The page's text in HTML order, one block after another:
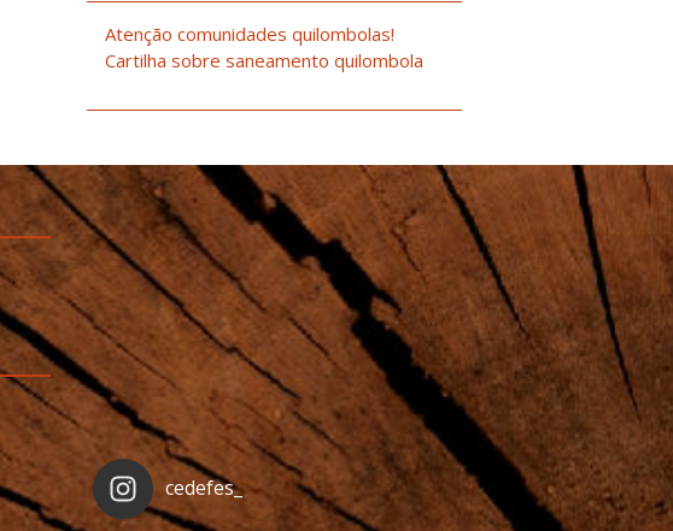
Atenção comunidades quilombolas!
Cartilha sobre saneamento quilombola
cedefes_